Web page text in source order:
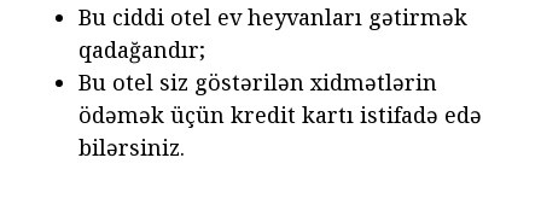
Bu ciddi otel ev heyvanları gətirmək
qadağandır;
Bu otel siz göstərilən xidmətlərin
ödəmək üçün kredit kartı istifadə edə
bilərsiniz.